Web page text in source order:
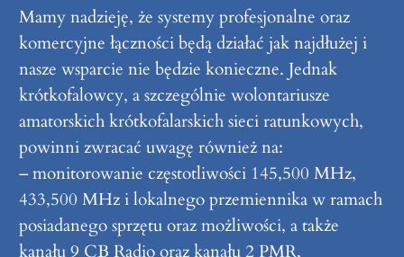
Mamy nadzieję, że systemy profesjonalne oraz
komercyjne łączności będą działać jak najdłużej i
nasze wsparcie nie będzie konieczne. Jednak
krótkofalowcy, a szczególnie wolontariusze
amatorskich krótkofalarskich sieci ratunkowych,
powinni zwracać uwagę również na:
– monitorowanie częstotliwości 145,500 MHz,
433,500 MHz i lokalnego przemiennika w ramach
posiadanego sprzętu oraz możliwości, a także
kanału 9 CB Radio oraz kanału 2 PMR,